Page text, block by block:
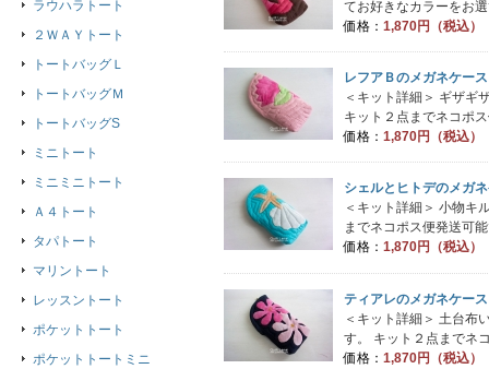
てお好きなカラーをお
価格： 1,870円（税込）
レフアＢのメガネケース
＜キット詳細＞ ギザギ
キット２点までネコポ
価格： 1,870円（税込）
シェルとヒトデのメガ
＜キット詳細＞ 小物キ
までネコポス便発送可
価格： 1,870円（税込）
ティアレのメガネケース
＜キット詳細＞ 土台布
す。 キット２点までネ
価格： 1,870円（税込）
ラウハラトート
２ＷＡＹトート
トートバッグＬ
トートバッグＭ
トートバッグS
ミニトート
ミニミニトート
Ａ４トート
タパトート
マリントート
レッスントート
ポケットトート
ポケットトートミニ